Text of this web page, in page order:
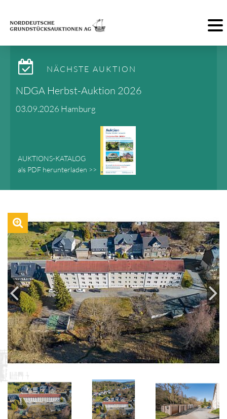
NÄCHSTE AUKTION
NDGA Herbst-Auktion 2026
03.09.2026 Hamburg
AUKTIONS-KATALOG
als PDF herunterladen >>